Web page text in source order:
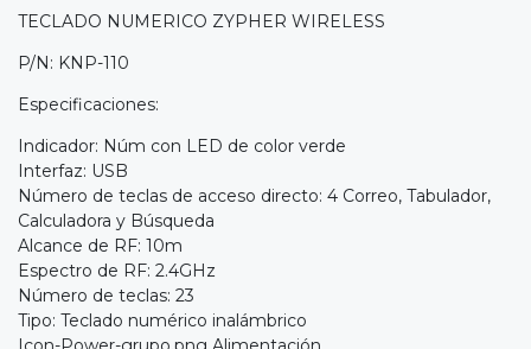
TECLADO NUMERICO ZYPHER WIRELESS
P/N: KNP-110
Especificaciones:
Indicador: Núm con LED de color verde
Interfaz: USB
Número de teclas de acceso directo: 4 Correo, Tabulador,
Calculadora y Búsqueda
Alcance de RF: 10m
Espectro de RF: 2.4GHz
Número de teclas: 23
Tipo: Teclado numérico inalámbrico